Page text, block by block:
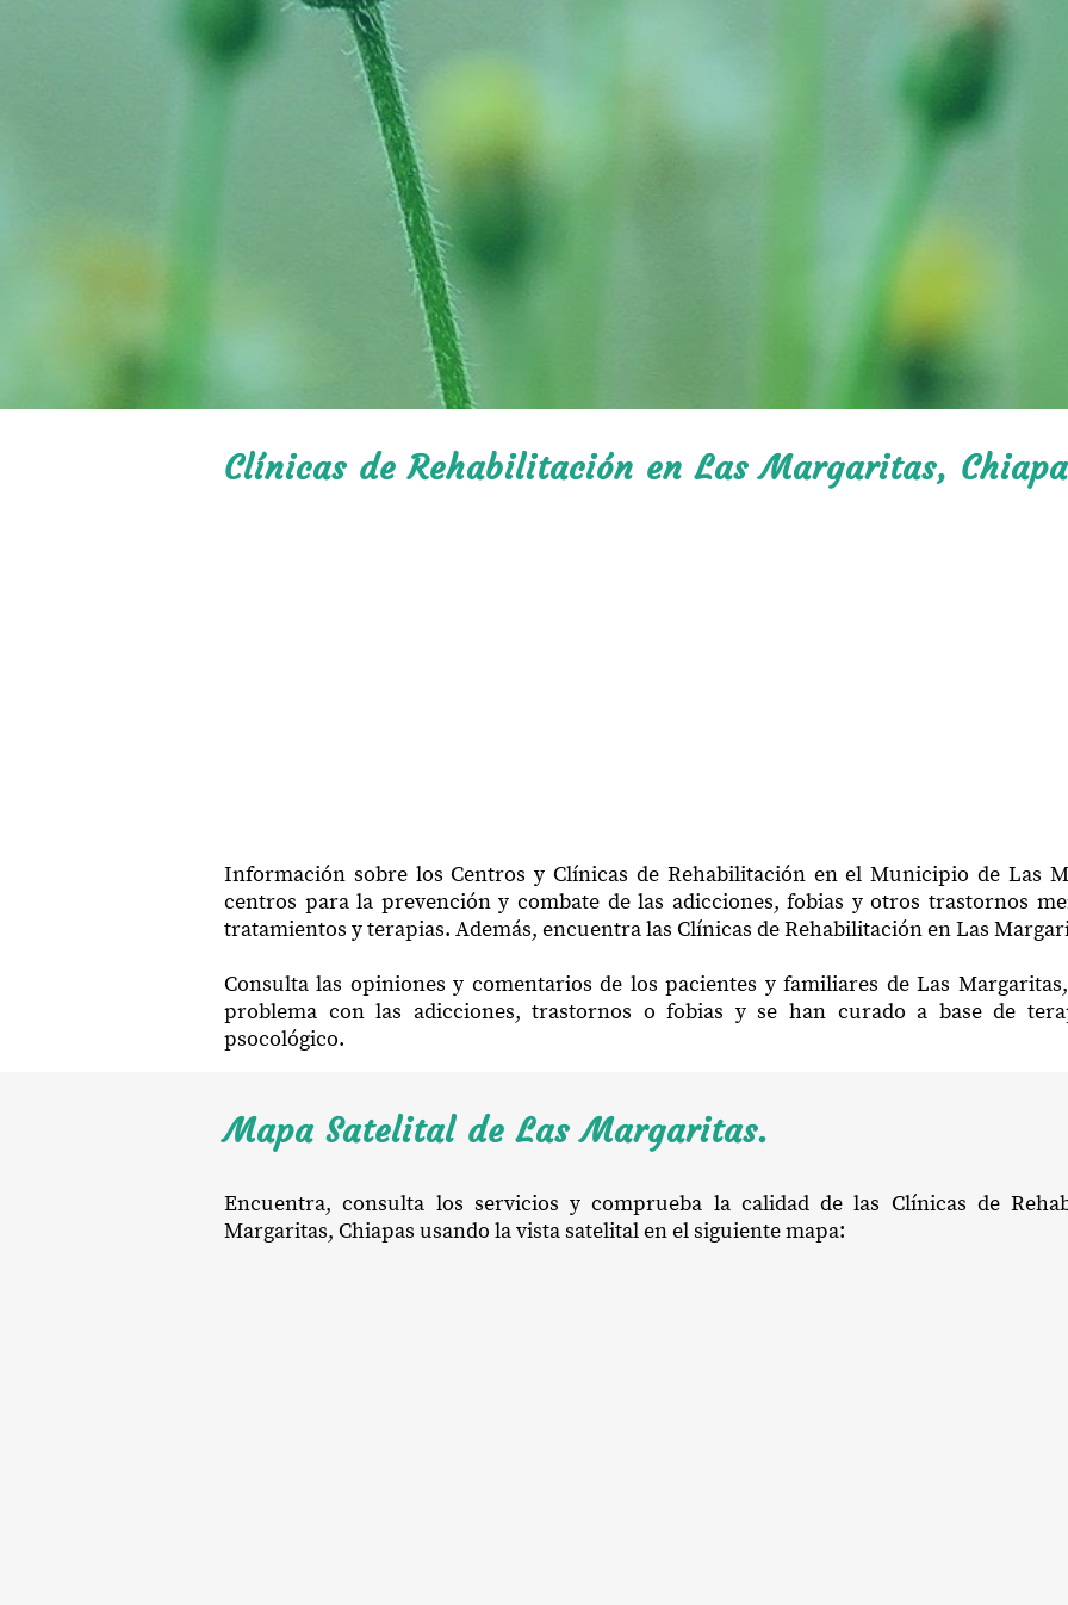
Clínicas de Rehabilitación en Las Margaritas,
Información sobre los Centros y Clínicas de Rehabilitación en el Municipio de Las
centros para la prevención y combate de las adicciones, fobias y otros trastornos
tratamientos y terapias. Además, encuentra las Clínicas de Rehabilitación en Las
Consulta las opiniones y comentarios de los pacientes y familiares de Las
problema con las adicciones, trastornos o fobias y se han curado a base de
psocológico.
Mapa Satelital de Las Margaritas.
Encuentra, consulta los servicios y comprueba la calidad de las Clínicas de
Margaritas, Chiapas usando la vista satelital en el siguiente mapa: